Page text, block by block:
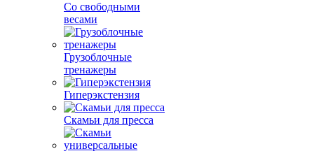
Со свободными
весами
Грузоблочные
тренажеры
Гиперэкстензия
Скамьи для пресса